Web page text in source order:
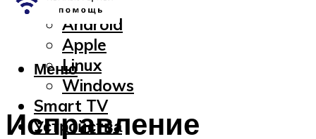
OC
Android
Apple
Linux
Windows
Smart TV
Устройства
Меню
Исправление